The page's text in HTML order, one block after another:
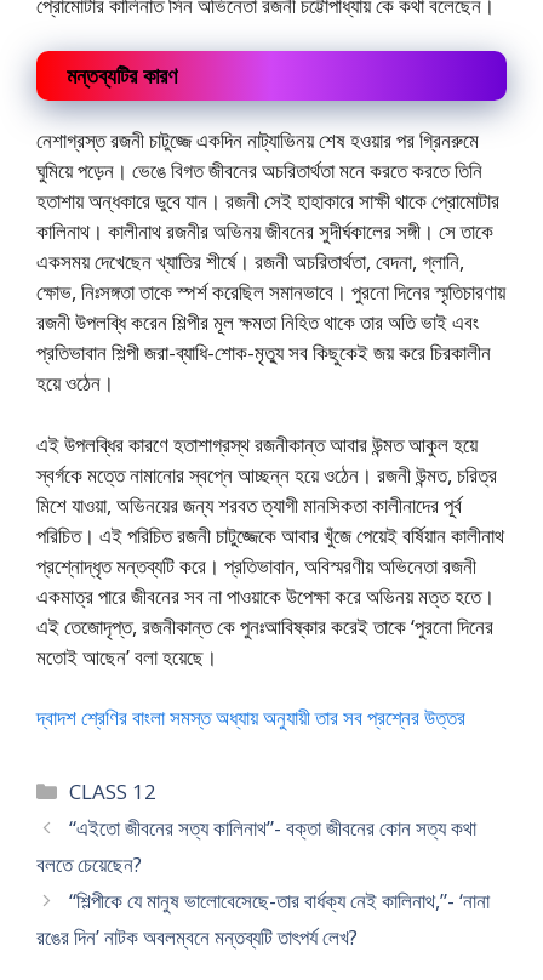
মন্তব্যটির কারণ
নেশাগ্রস্ত রজনী চাটুজ্জে একদিন নাট্যাভিনয় শেষ হওয়ার পর গ্রিনরুমে
ঘুমিয়ে পড়েন। ভেঙে বিগত জীবনের অচরিতার্থতা মনে করতে করতে তিনি
হতাশায় অন্ধকারে ডুবে যান। রজনী সেই হাহাকারে সাক্ষী থাকে প্রোমোটার
কালিনাথ। কালীনাথ রজনীর অভিনয় জীবনের সুদীর্ঘকালের সঙ্গী। সে তাকে
একসময় দেখেছেন খ্যাতির শীর্ষে। রজনী অচরিতার্থতা, বেদনা, গ্লানি,
ক্ষোভ, নিঃসঙ্গতা তাকে স্পর্শ করেছিল সমানভাবে। পুরনো দিনের স্মৃতিচারণায়
রজনী উপলব্ধি করেন শিল্পীর মূল ক্ষমতা নিহিত থাকে তার অতি ভাই এবং
প্রতিভাবান শিল্পী জরা-ব্যাধি-শোক-মৃত্যু সব কিছুকেই জয় করে চিরকালীন
হয়ে ওঠেন।
এই উপলব্ধির কারণে হতাশাগ্রস্থ রজনীকান্ত আবার উন্মত আকুল হয়ে
স্বর্গকে মত্তে নামানোর স্বপ্নে আচ্ছন্ন হয়ে ওঠেন। রজনী উন্মত, চরিত্র
মিশে যাওয়া, অভিনয়ের জন্য শরবত ত্যাগী মানসিকতা কালীনাদের পূর্ব
পরিচিত। এই পরিচিত রজনী চাটুজ্জেকে আবার খুঁজে পেয়েই বর্ষিয়ান কালীনাথ
প্রশ্নোদ্ধৃত মন্তব্যটি করে। প্রতিভাবান, অবিস্মরণীয় অভিনেতা রজনী
একমাত্র পারে জীবনের সব না পাওয়াকে উপেক্ষা করে অভিনয় মত্ত হতে।
এই তেজোদৃপ্ত, রজনীকান্ত কে পুনঃআবিষ্কার করেই তাকে ‘পুরনো দিনের
মতোই আছেন’ বলা হয়েছে।
দ্বাদশ শ্রেণির বাংলা সমস্ত অধ্যায় অনুযায়ী তার সব প্রশ্নের উত্তর
Categories
CLASS 12
“এইতো জীবনের সত্য কালিনাথ”- বক্তা জীবনের কোন সত্য কথা
বলতে চেয়েছেন?
“শিল্পীকে যে মানুষ ভালোবেসেছে-তার বার্ধক্য নেই কালিনাথ,”- ‘নানা
রঙের দিন’ নাটক অবলম্বনে মন্তব্যটি তাৎপর্য লেখ?